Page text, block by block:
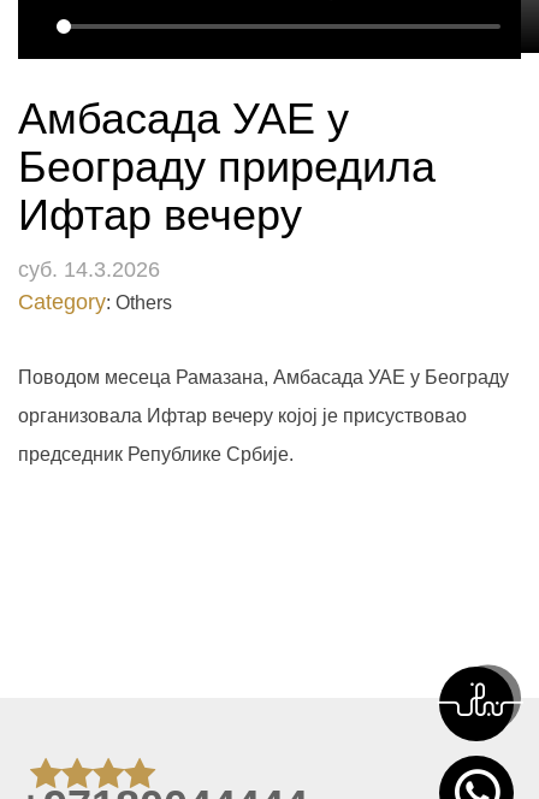
Амбасада УАЕ у
Београду приредила
Ифтар вечеру
суб. 14.3.2026
Category: Others
Поводом месеца Рамазана, Амбасада УАЕ у Београду
организовала Ифтар вечеру којој је присуствовао
председник Републике Србије.